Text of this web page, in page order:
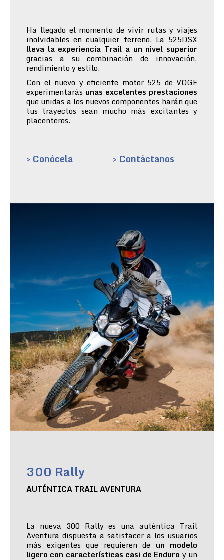
Ha llegado el momento de vivir rutas y viajes
inolvidables en cualquier terreno. La 525DSX
lleva la experiencia Trail a un nivel superior
gracias a su combinación de innovación,
rendimiento y estilo.
Con el nuevo y eficiente motor 525 de VOGE
experimentarás unas excelentes prestaciones
que unidas a los nuevos componentes harán que
tus trayectos sean mucho más excitantes y
placenteros.
> Conócela > Contáctanos
300 Rally
AUTÉNTICA TRAIL AVENTURA
La nueva 300 Rally es una auténtica Trail
Aventura dispuesta a satisfacer a los usuarios
más exigentes que requieren de un modelo
ligero con características casi de Enduro y un